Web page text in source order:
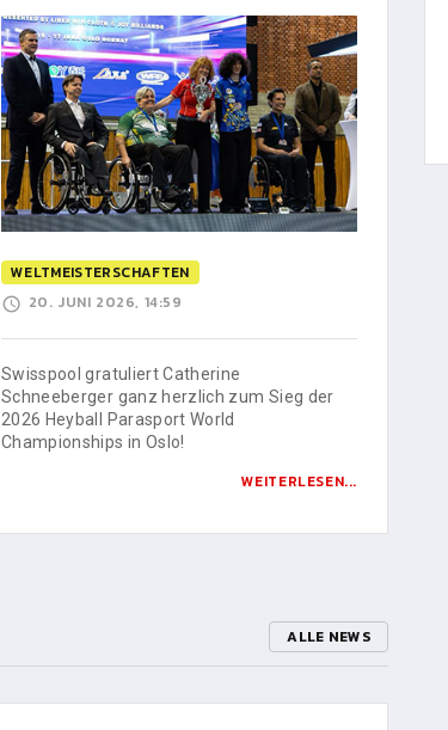
WELTMEISTERSCHAFTEN
20. JUNI 2026, 14:59
Swisspool gratuliert Catherine
Schneeberger ganz herzlich zum Sieg der
2026 Heyball Parasport World
Championships in Oslo!
WEITERLESEN...
ALLE NEWS